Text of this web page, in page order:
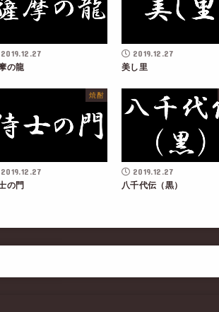
2019.12.27
の龍
2019.12.27
美し里
焼酎
2019.12.27
の門
2019.12.27
八千代伝（黒）